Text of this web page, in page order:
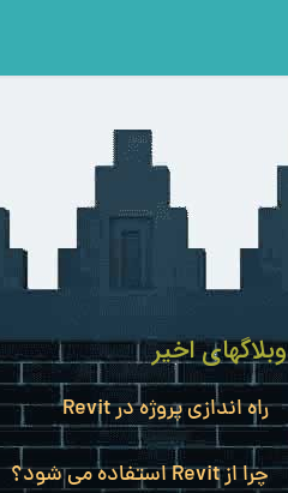
وبلاگهای اخیر
راه اندازی پروژه در Revit
چرا از Revit استفاده می شود؟